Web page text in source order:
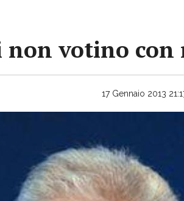
votino
17 Gennaio 2013